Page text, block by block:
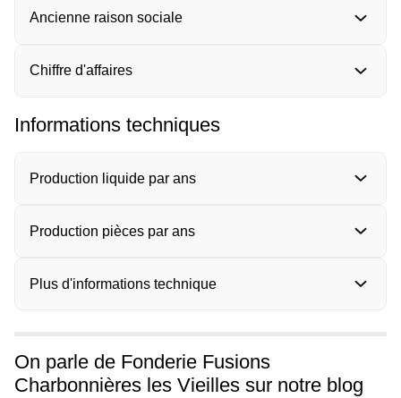
Ancienne raison sociale
Chiffre d'affaires
Informations techniques
Production liquide par ans
Production pièces par ans
Plus d'informations technique
On parle de Fonderie Fusions
Charbonnières les Vieilles sur notre blog